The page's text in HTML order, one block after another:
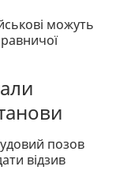
можуть
позов
відзив